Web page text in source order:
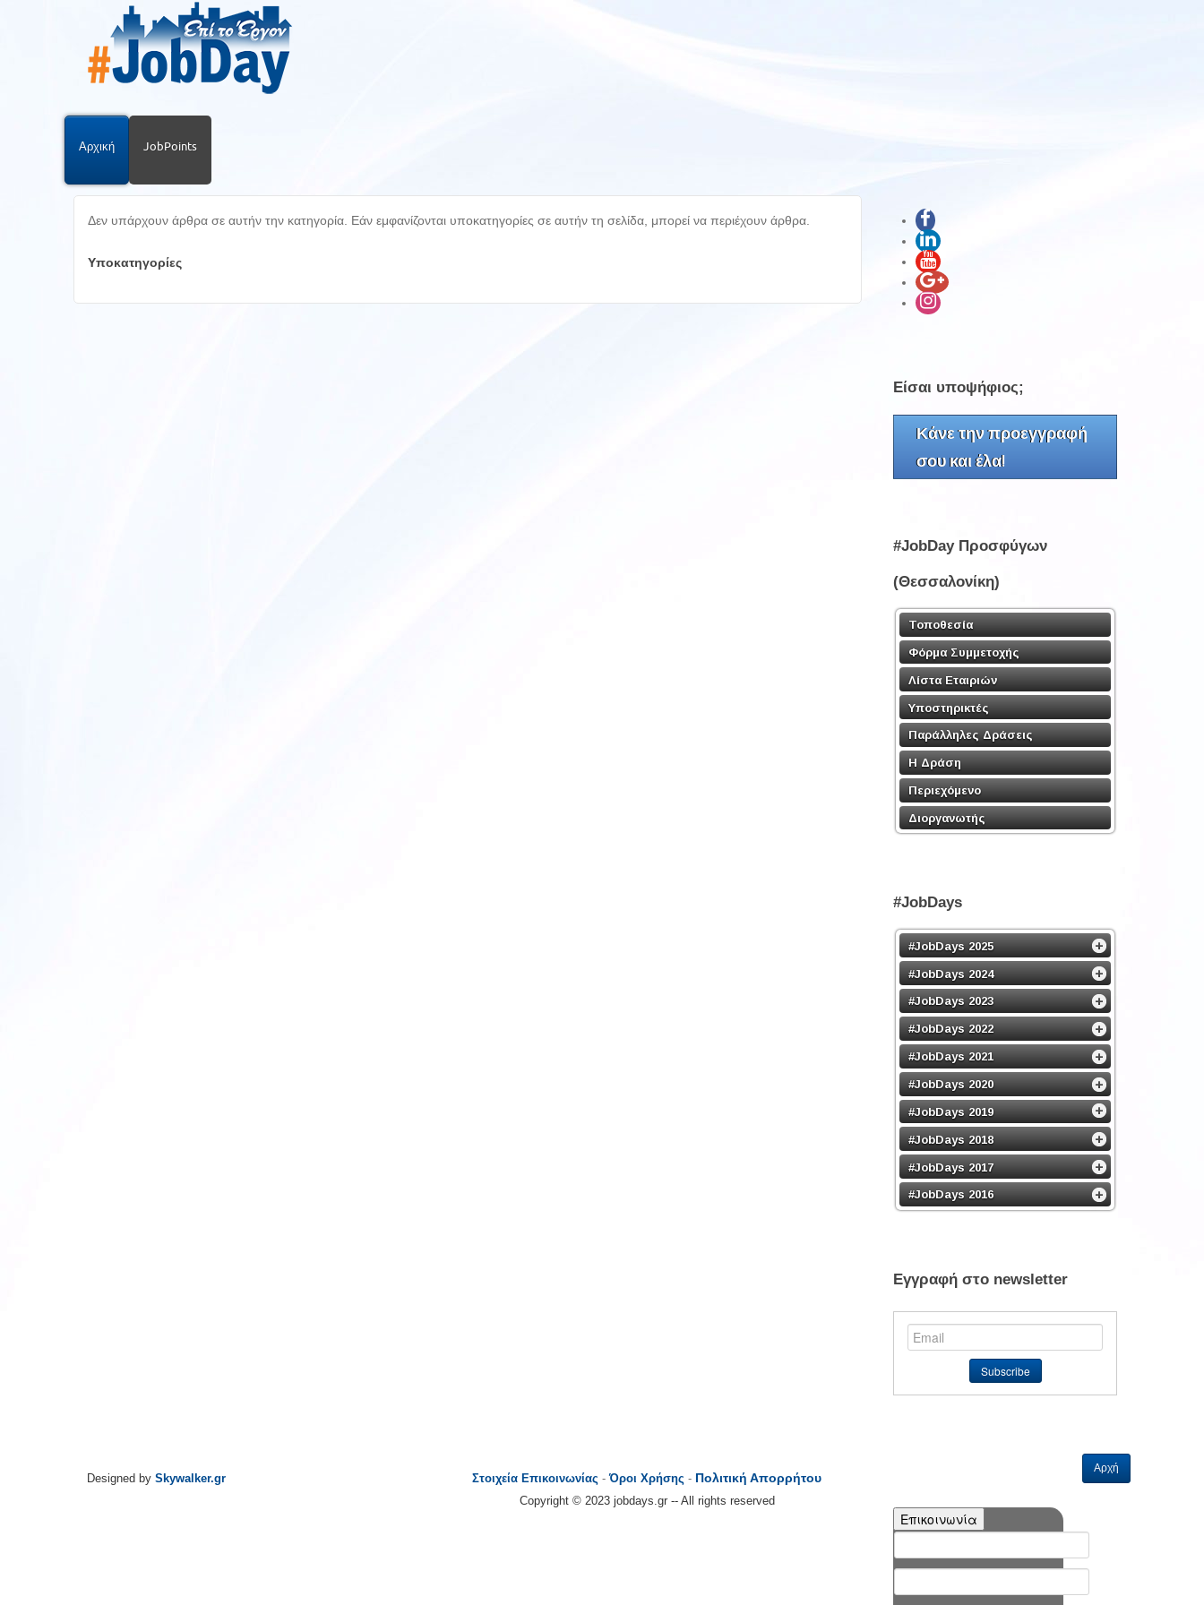
Αρχική JobPoints
Δεν υπάρχουν άρθρα σε αυτήν την κατηγορία. Εάν εμφανίζονται υποκατηγορίες σε αυτήν τη σελίδα, μπορεί να περιέχουν άρθρα.
Υποκατηγορίες
Είσαι υποψήφιος;
Κάνε την προεγγραφή
σου και έλα!
#JobDay Προσφύγων
(Θεσσαλονίκη)
Τοποθεσία
Φόρμα Συμμετοχής
Λίστα Εταιριών
Υποστηρικτές
Παράλληλες Δράσεις
Η Δράση
Περιεχόμενο
Διοργανωτής
#JobDays
#JobDays 2025
#JobDays 2024
#JobDays 2023
#JobDays 2022
#JobDays 2021
#JobDays 2020
#JobDays 2019
#JobDays 2018
#JobDays 2017
#JobDays 2016
Εγγραφή στο newsletter
Designed by Skywalker.gr Στοιχεία Επικοινωνίας -Όροι Χρήσης - Πολιτική Απορρήτου
Copyright © 2023 jobdays.gr -- All rights reserved
Αρχή